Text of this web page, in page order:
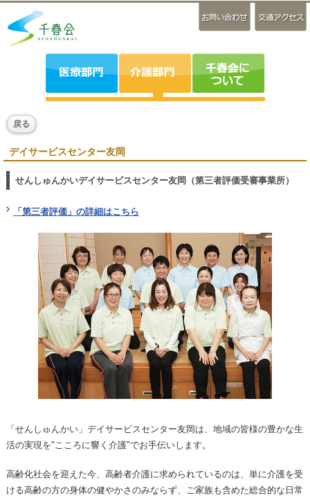
戻る
デイサービスセンター友岡
せんしゅんかいデイサービスセンター友岡（第三者評価受審事業所）
「第三者評価」の詳細はこちら
「せんしゅんかい」デイサービスセンター友岡は、地域の皆様の豊かな生
活の実現を"こころに響く介護"でお手伝いします。
高齢化社会を迎えた今、高齢者介護に求められているのは、単に介護を受
ける高齢の方の身体の健やかさのみならず、ご家族も含めた総合的な日常